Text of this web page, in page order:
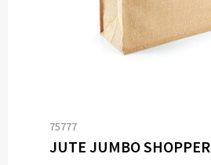
75777
JUTE JUMBO SHOPPER